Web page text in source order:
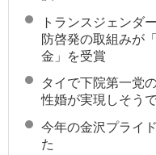
トランスジェンダ
防啓発の取組みが
金」を受賞
タイで下院第一党
性婚が実現しそう
今年の金沢プライ
た